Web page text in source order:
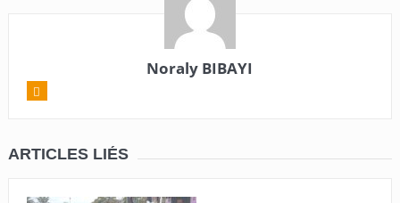
Noraly BIBAYI
ARTICLES LIÉS